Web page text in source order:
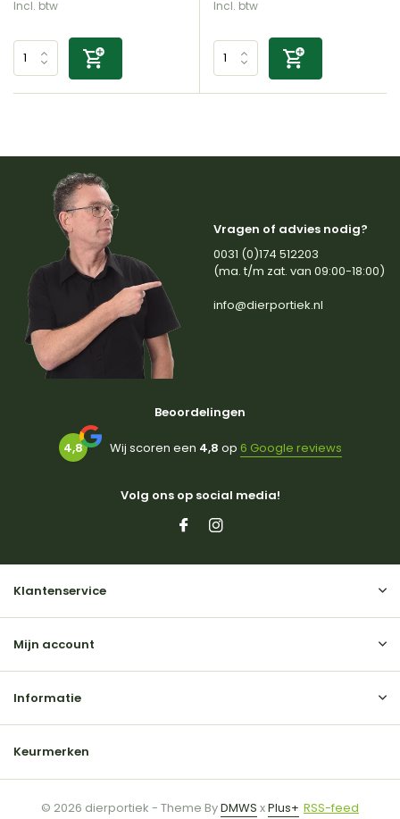
Incl. btw Incl. btw
Vragen of advies nodig?
0031 (0)174 512203
(ma. t/m zat. van 09:00-18:00)
info@dierportiek.nl
Beoordelingen
4,8 Wij scoren een 4,8 op 6 Google reviews
Volg ons op social media!
Klantenservice
Mijn account
Informatie
Keurmerken
© 2026 dierportiek - Theme ByDMWS xPlus+ RSS-feed